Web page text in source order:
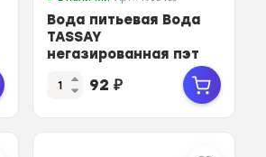
Вода питьевая Вода
TASSAY
негазированная пэт
92₽